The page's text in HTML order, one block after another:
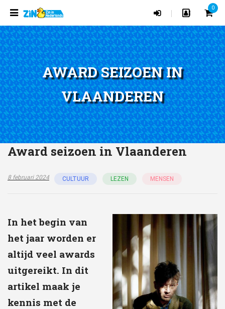
AWARD SEIZOEN IN
VLAANDEREN
Award seizoen in Vlaanderen
8 februari 2024 CULTUUR LEZEN MENSEN
In het begin van
het jaar worden er
altijd veel awards
uitgereikt. In dit
artikel maak je
kennis met de
|
0